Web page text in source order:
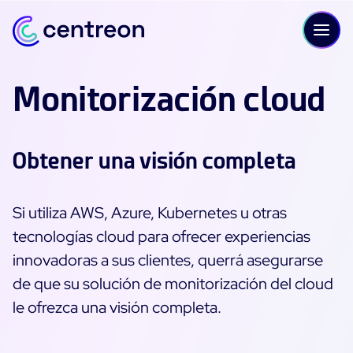
Prueba gratuita - Centreon Infra Monitoring
Tour del producto - Experience Monitoring
Supervisión de la infraestructura de TI
Monitorización cloud
Obtener una visión completa
Si utiliza AWS, Azure, Kubernetes u otras
tecnologías cloud para ofrecer experiencias
innovadoras a sus clientes, querrá asegurarse
de que su solución de monitorización del cloud
le ofrezca una visión completa.